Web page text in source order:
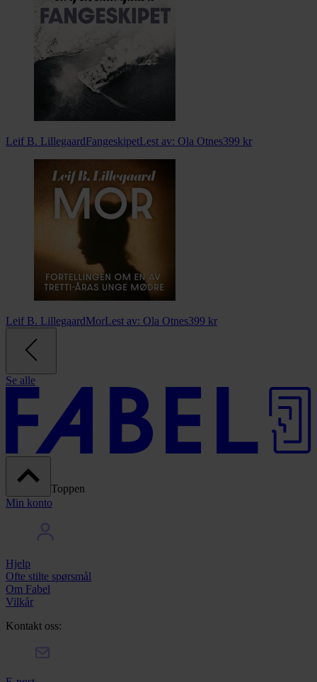
Leif B. LillegaardFangeskipetLest av: Ola Otnes399 kr
Leif B. LillegaardMorLest av: Ola Otnes399 kr
Se alle
Toppen
Min konto
Hjelp
Ofte stilte spørsmål
Om Fabel
Vilkår
Kontakt oss: